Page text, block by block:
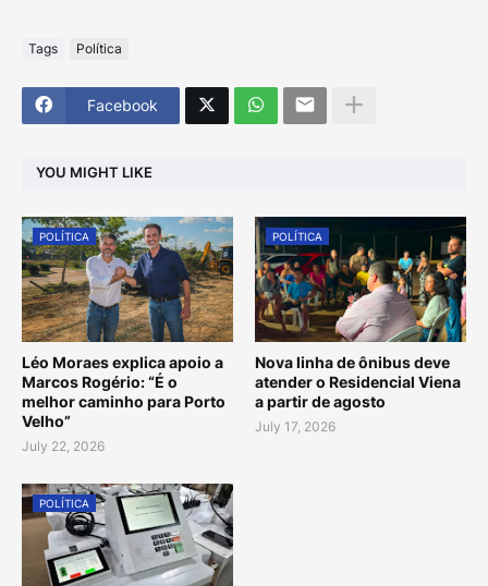
Tags Política
Facebook
YOU MIGHT LIKE
POLÍTICA
Léo Moraes explica apoio a
Marcos Rogério: “É o
melhor caminho para Porto
Velho”
July 22, 2026
POLÍTICA
Nova linha de ônibus deve
atender o Residencial Viena
a partir de agosto
July 17, 2026
POLÍTICA